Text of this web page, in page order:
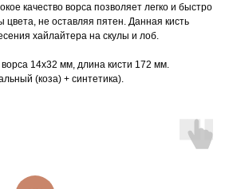
качество ворса позволяет легко и быстро
цвета, не оставляя пятен. Данная кисть
хайлайтера на скулы и лоб.
14х32 мм, длина кисти 172 мм.
(коза) + синтетика).